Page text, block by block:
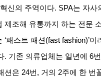
신의 주역이다. SPA는 자사
제조해 유통까지 하는 전문
‘패스트 패션 (fast fashion)’이
. 기존 의류업체는 일년에 6
션은 24번 , 거의 2주에 한 번